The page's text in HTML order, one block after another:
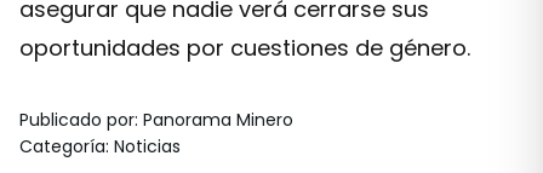
asegurar que nadie verá cerrarse sus
oportunidades por cuestiones de género.
Publicado por: Panorama Minero
Categoría: Noticias